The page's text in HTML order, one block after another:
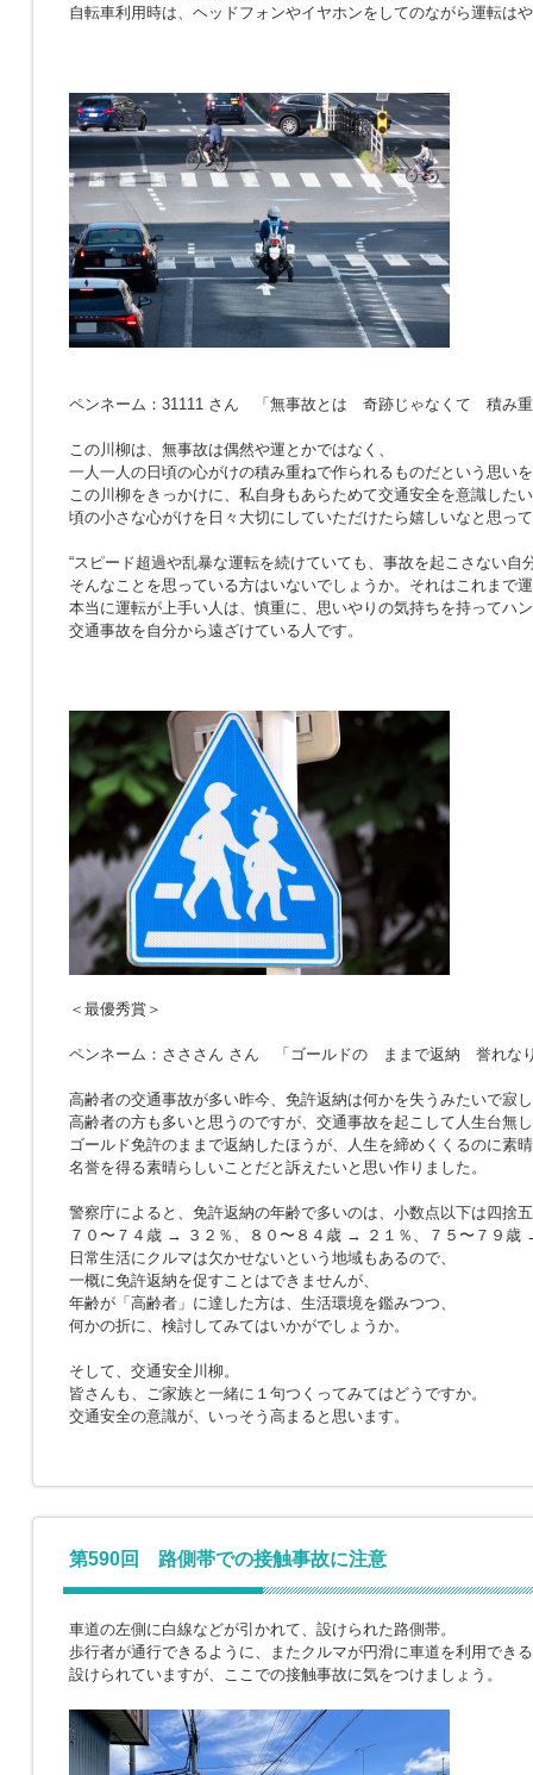
自転車利用時は、ヘッドフォンやイヤホンをしてのながら運転は
ペンネーム：31111 さん 「無事故とは 奇跡じゃなくて 積み
この川柳は、無事故は偶然や運とかではなく、
一人一人の日頃の心がけの積み重ねで作られるものだという思い
この川柳をきっかけに、私自身もあらためて交通安全を意識した
頃の小さな心がけを日々大切にしていただけたら嬉しいなと思っ
“スピード超過や乱暴な運転を続けていても、事故を起こさない自
そんなことを思っている方はいないでしょうか。それはこれまで
本当に運転が上手い人は、慎重に、思いやりの気持ちを持ってハ
交通事故を自分から遠ざけている人です。
＜最優秀賞＞
ペンネーム：さささん さん 「ゴールドの ままで返納 誉れな
高齢者の交通事故が多い昨今、免許返納は何かを失うみたいで寂
高齢者の方も多いと思うのですが、交通事故を起こして人生台無
ゴールド免許のままで返納したほうが、人生を締めくくるのに素
名誉を得る素晴らしいことだと訴えたいと思い作りました。
警察庁によると、免許返納の年齢で多いのは、小数点以下は四捨
７０〜７４歳 → ３２％、８０〜８４歳 → ２１％、７５〜７９歳
日常生活にクルマは欠かせないという地域もあるので、
一概に免許返納を促すことはできませんが、
年齢が「高齢者」に達した方は、生活環境を鑑みつつ、
何かの折に、検討してみてはいかがでしょうか。
そして、交通安全川柳。
皆さんも、ご家族と一緒に１句つくってみてはどうですか。
交通安全の意識が、いっそう高まると思います。
第590回 路側帯での接触事故に注意
車道の左側に白線などが引かれて、設けられた路側帯。
歩行者が通行できるように、またクルマが円滑に車道を利用でき
設けられていますが、ここでの接触事故に気をつけましょう。